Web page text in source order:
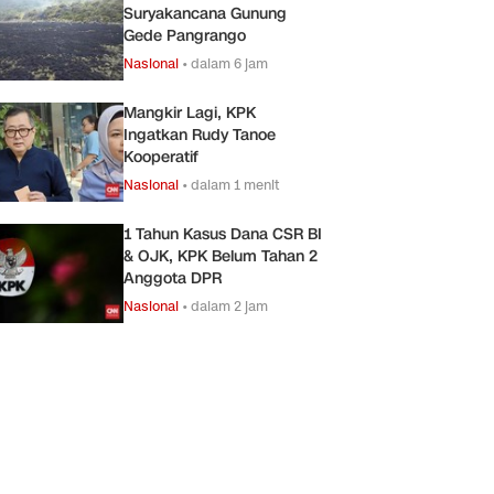
Suryakancana Gunung
Gede Pangrango
Nasional •dalam 6 jam
Mangkir Lagi, KPK
Ingatkan Rudy Tanoe
Kooperatif
Nasional •dalam 1 menit
1 Tahun Kasus Dana CSR BI
& OJK, KPK Belum Tahan 2
Anggota DPR
Nasional •dalam 2 jam